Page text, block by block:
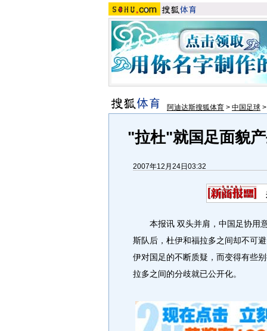
阿迪达斯搜狐体育 > 中国足球
"拉杜"就国足面貌
2007年12月24日03:32
本报讯 双头并肩，中国足协用意
斯队后，杜伊和福拉多之间却不可
伊对国足的不断质疑，而变得有些
拉多之间的分歧就已公开化。